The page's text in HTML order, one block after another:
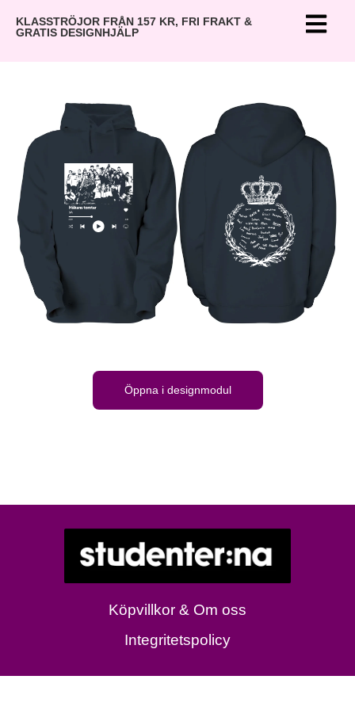
KLASSTRÖJOR FRÅN 157 KR, FRI FRAKT &
GRATIS DESIGNHJÄLP
Öppna i designmodul
Köpvillkor & Om oss
Integritetspolicy